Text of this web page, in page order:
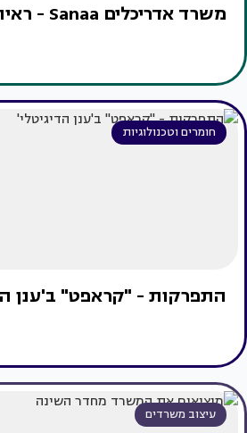
משרד אדריכלים Sanaa - ראיון
חומרים וטכנולוגיות
התפרקות - "קראפט" ב'ענן
עיצוב משרדים